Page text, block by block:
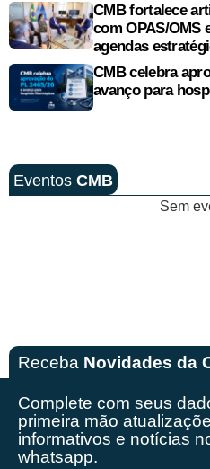
CMB fortalece
com OPAS/OMS
agendas
CMB celebra
avanço para
Eventos CMB
Sem
Receba Novidades da
Complete com seus
primeira mão
informativos e notícias
whatsapp.